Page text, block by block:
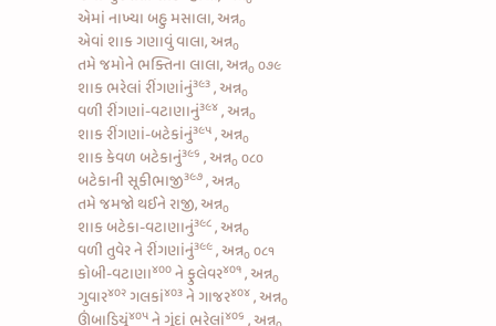
એમાં નાખ્યા બહુ મસાલા, અન્ન૦
એવાં શાક ગણાવું વાલા, અન્ન૦
તમે જમોને ભક્તિના લાલા, અન્ન૦ ૦૭૯
શાકભરેલાં રીંગણાંનું૩૯૩ , અન્ન૦
વળીરીંગણાં-વટાણાનું૩૯૪ , અન્ન૦
શાકરીંગણાં-બટેકાંનું૩૯૫ , અન્ન૦
શાકકેવળ બટેકાનું૩૯૬ , અન્ન૦ ૦૮૦
બટેકાની સૂકીભાજી૩૯૭ , અન્ન૦
તમે જમજો થઈને રાજી, અન્ન૦
શાકબટેકા-વટાણાનું૩૯૮ , અન્ન૦
વળીતુવેર ને રીંગણાંનું૩૯૯ , અન્ન૦ ૦૮૧
કોબી-વટાણા૪૦૦ ને ફુલેવર૪૦૧ , અન્ન૦
ગુવાર૪૦૨ ગલકાં૪૦૩ નેગાજર૪૦૪ , અન્ન૦
૪૦૫ ૪૦૬